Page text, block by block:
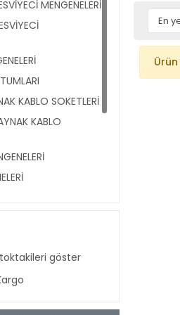
MENGENELERİ
KABLO SOKETLERİ
KABLO
SOKETLERİgöster